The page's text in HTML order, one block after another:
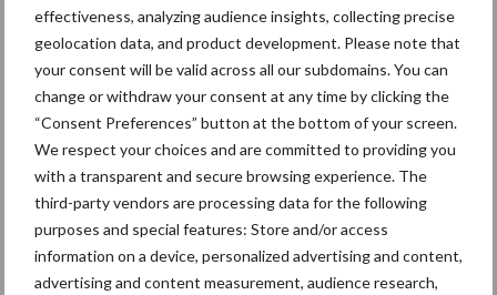
effectiveness, analyzing audience insights, collecting precise
geolocation data, and product development. Please note that
your consent will be valid across all our subdomains. You can
change or withdraw your consent at any time by clicking the
“Consent Preferences” button at the bottom of your screen.
We respect your choices and are committed to providing you
with a transparent and secure browsing experience. The
third-party vendors are processing data for the following
purposes and special features: Store and/or access
information on a device, personalized advertising and content,
advertising and content measurement, audience research,
ontvangen van de Inspectie SZW. De inspectiedienst had bij een
controle bij het schoonmaakbedrijf vastgesteld dat deze met 2
Bulgaarse schijnzelfstandigen werken. Uit de administratie van
het schoonmaakbedrijf was naar voren gekomen dat het
reclamebureau één van de opdrachtgevers van hen was waar de
Bulgaren hadden schoongemaakt. En dus kwam het telefoontje
aan het reclamebureau dat hem mogelijk een boete van €
19.000,– boven het hoofd hangt. Deze eigenaar was zich totaal
niet bewust van het risico wat hij al die tijd heeft gelopen en